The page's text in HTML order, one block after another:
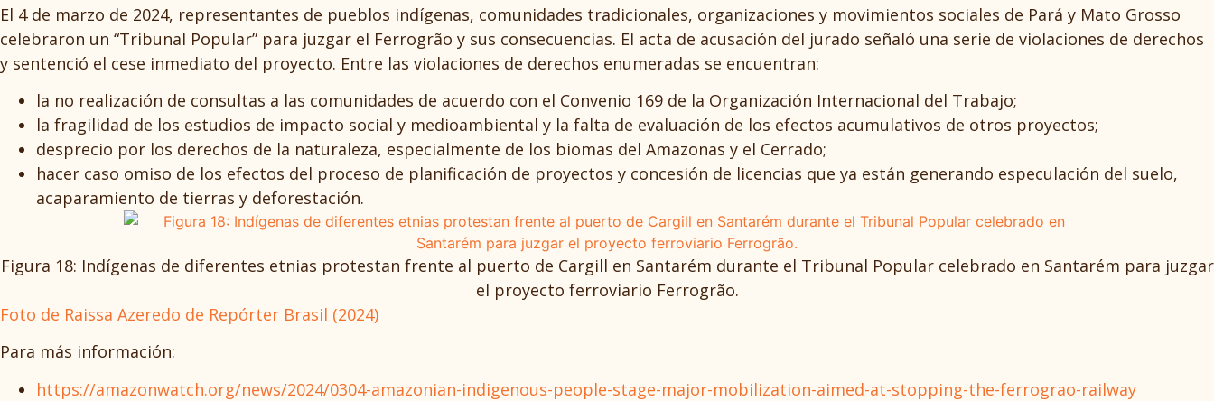
El 4 de marzo de 2024, representantes de pueblos indígenas, comunidades tradicionales, organizaciones y movimientos sociales de Pará y Mato Grosso
celebraron un “Tribunal Popular” para juzgar el Ferrogrão y sus consecuencias. El acta de acusación del jurado señaló una serie de violaciones de derechos
y sentenció el cese inmediato del proyecto. Entre las violaciones de derechos enumeradas se encuentran:
la no realización de consultas a las comunidades de acuerdo con el Convenio 169 de la Organización Internacional del Trabajo;
la fragilidad de los estudios de impacto social y medioambiental y la falta de evaluación de los efectos acumulativos de otros proyectos;
desprecio por los derechos de la naturaleza, especialmente de los biomas del Amazonas y el Cerrado;
hacer caso omiso de los efectos del proceso de planificación de proyectos y concesión de licencias que ya están generando especulación del suelo,
acaparamiento de tierras y deforestación.
Figura 18: Indígenas de diferentes etnias protestan frente al puerto de Cargill en Santarém durante el Tribunal Popular celebrado en Santarém para juzgar
el proyecto ferroviario Ferrogrão.
Foto de Raissa Azeredo de Repórter Brasil (2024)
Para más información:
https://amazonwatch.org/news/2024/0304-amazonian-indigenous-people-stage-major-mobilization-aimed-at-stopping-the-ferrograo-railway